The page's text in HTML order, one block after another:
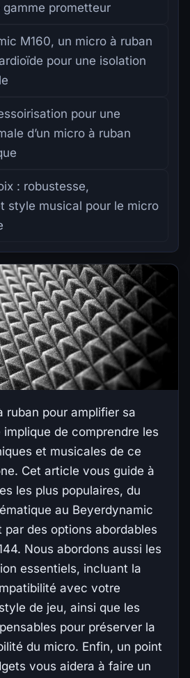
gamme prometteur
M160, un micro à ruban
pour une isolation
pour une
d’un micro à ruban
: robustesse,
style musical pour le micro
ruban pour amplifier sa
de comprendre les
et musicales de ce
Cet article vous guide à
les plus populaires, du
au Beyerdynamic
par des options abordables
Nous abordons aussi les
essentiels, incluant la
avec votre
de jeu, ainsi que les
pour préserver la
du micro. Enfin, un point
vous aidera à faire un